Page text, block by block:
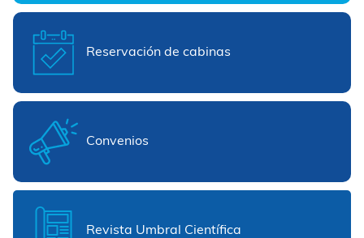
Reservación de cabinas
Convenios
Revista Umbral Científica